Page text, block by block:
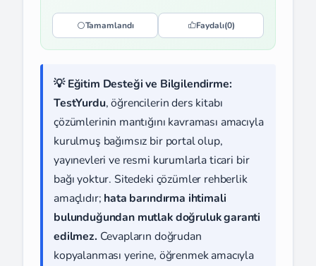
Tamamlandı Faydalı(0)
💡 Eğitim Desteği ve Bilgilendirme:
TestYurdu, öğrencilerin ders kitabı
çözümlerinin mantığını kavraması amacıyla
kurulmuş bağımsız bir portal olup,
yayınevleri ve resmi kurumlarla ticari bir
bağı yoktur. Sitedeki çözümler rehberlik
amaçlıdır; hata barındırma ihtimali
bulunduğundan mutlak doğruluk garanti
edilmez. Cevapların doğrudan
kopyalanması yerine, öğrenmek amacıyla